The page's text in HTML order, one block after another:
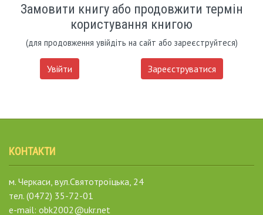
Замовити книгу або продовжити термін
користування книгою
(для продовження увійдіть на сайт або зареєструйтеся)
Увійти Зареєструватися
КОНТАКТИ
м. Черкаси, вул.Святотроїцька, 24
тел. (0472) 35-72-01
e-mail: obk2002@ukr.net